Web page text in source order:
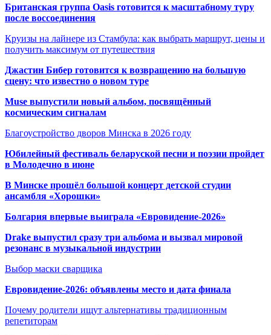
Британская группа Oasis готовится к масштабному туру
после воссоединения
Круизы на лайнере из Стамбула: как выбрать маршрут, цены и
получить максимум от путешествия
Джастин Бибер готовится к возвращению на большую
сцену: что известно о новом туре
Muse выпустили новый альбом, посвящённый
космическим сигналам
Благоустройство дворов Минска в 2026 году
Юбилейный фестиваль беларуской песни и поэзии пройдет
в Молодечно в июне
В Минске прошёл большой концерт детской студии
ансамбля «Хорошки»
Болгария впервые выиграла «Евровидение-2026»
Drake выпустил сразу три альбома и вызвал мировой
резонанс в музыкальной индустрии
Выбор маски сварщика
Евровидение-2026: объявлены место и дата финала
Почему родители ищут альтернативы традиционным
репетиторам